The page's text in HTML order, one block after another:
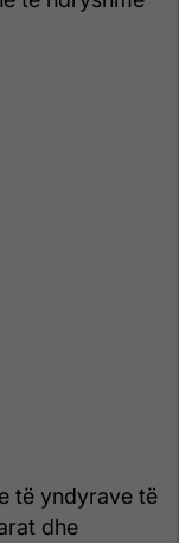
të yndyrave të
dhe